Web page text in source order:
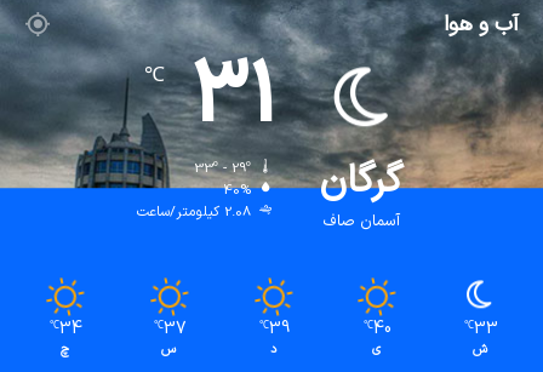
آب و هوا
گرگان
آسمان صاف
31
℃
33º - 29º
40%
2.08 کیلومتر/ساعت
33
℃
ش
40
℃
ی
39
℃
د
37
℃
س
34
℃
چ